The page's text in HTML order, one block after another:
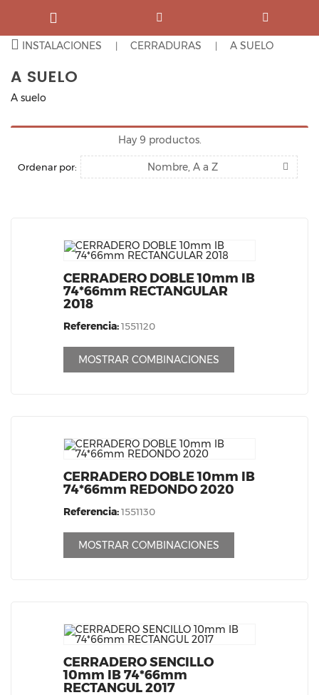
INSTALACIONES CERRADURAS A SUELO
A SUELO
A suelo
Hay 9 productos.
Ordenar por: Nombre, A a Z
CERRADERO DOBLE 10mm IB
74*66mm RECTANGULAR
2018
Referencia:1551120
MOSTRAR COMBINACIONES
CERRADERO DOBLE 10mm IB
74*66mm REDONDO 2020
Referencia:1551130
MOSTRAR COMBINACIONES
CERRADERO SENCILLO
10mm IB 74*66mm
RECTANGUL 2017